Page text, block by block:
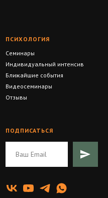
ПСИХОЛОГИЯ
Семинары
Индивидуальный интенсив
Ближайшие события
Видеосеминары
Отзывы
ПОДПИСАТЬСЯ